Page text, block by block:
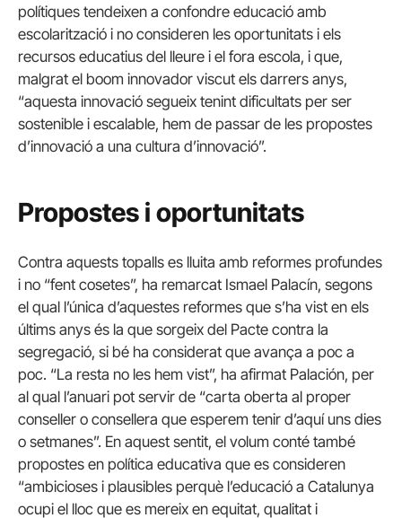
polítiques tendeixen a confondre educació amb
escolarització i no consideren les oportunitats i els
recursos educatius del lleure i el fora escola, i que,
malgrat el boom innovador viscut els darrers anys,
“aquesta innovació segueix tenint dificultats per ser
sostenible i escalable, hem de passar de les propostes
d’innovació a una cultura d’innovació”.
Propostes i oportunitats
Contra aquests topalls es lluita amb reformes profundes
i no “fent cosetes”, ha remarcat Ismael Palacín, segons
el qual l’única d’aquestes reformes que s’ha vist en els
últims anys és la que sorgeix del Pacte contra la
segregació, si bé ha considerat que avança a poc a
poc. “La resta no les hem vist”, ha afirmat Palación, per
al qual l’anuari pot servir de “carta oberta al proper
conseller o consellera que esperem tenir d’aquí uns dies
o setmanes”. En aquest sentit, el volum conté també
propostes en política educativa que es consideren
“ambicioses i plausibles perquè l’educació a Catalunya
ocupi el lloc que es mereix en equitat, qualitat i